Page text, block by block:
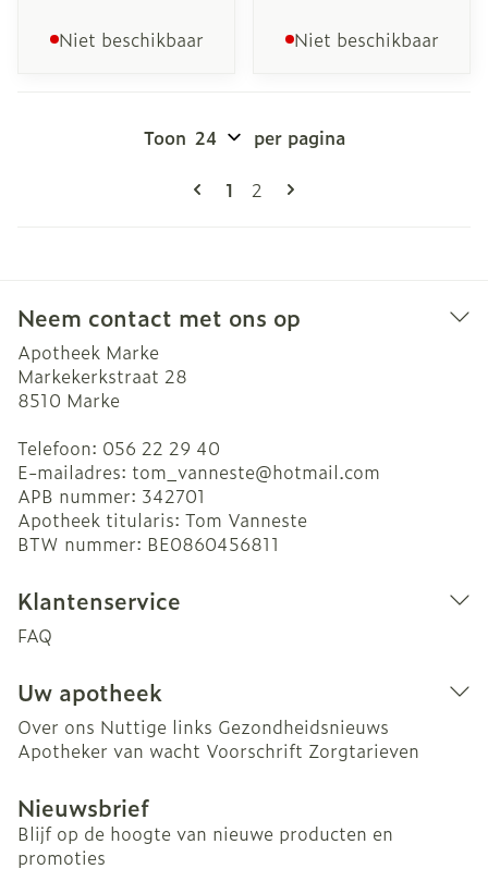
Niet beschikbaar Niet beschikbaar
Pagina's
U lees momenteel pagina
1 Pagina
2
Toon per pagina
Neem contact met ons op
Apotheek Marke
Markekerkstraat 28
8510 Marke
Telefoon: 056 22 29 40
E-mailadres: tom_vanneste@hotmail.com
APB nummer: 342701
Apotheek titularis: Tom Vanneste
BTW nummer: BE0860456811
Klantenservice
FAQ
Uw apotheek
Over ons Nuttige links Gezondheidsnieuws
Apotheker van wacht Voorschrift Zorgtarieven
Nieuwsbrief
Blijf op de hoogte van nieuwe producten en
promoties